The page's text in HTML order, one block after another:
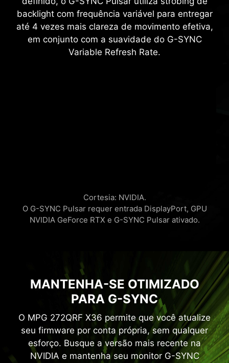
backlight com frequência variável para entregar
até 4 vezes mais clareza de movimento efetiva,
em conjunto com a suavidade do G-SYNC
Variable Refresh Rate.
Cortesia: NVIDIA.
O G-SYNC Pulsar requer entrada DisplayPort, GPU
NVIDIA GeForce RTX e G-SYNC Pulsar ativado.
MANTENHA-SE OTIMIZADO
PARA G-SYNC
O MPG 272QRF X36 permite que você atualize
seu firmware por conta própria, sem qualquer
esforço. Busque a versão mais recente na
NVIDIA e mantenha seu monitor G-SYNC